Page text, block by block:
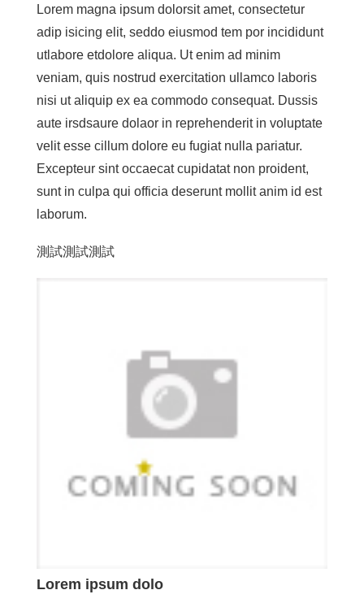
Lorem magna ipsum dolorsit amet, consectetur
adip isicing elit, seddo eiusmod tem por incididunt
utlabore etdolore aliqua. Ut enim ad minim
veniam, quis nostrud exercitation ullamco laboris
nisi ut aliquip ex ea commodo consequat. Dussis
aute irsdsaure dolaor in reprehenderit in voluptate
velit esse cillum dolore eu fugiat nulla pariatur.
Excepteur sint occaecat cupidatat non proident,
sunt in culpa qui officia deserunt mollit anim id est
laborum.
測試測試測試
Lorem ipsum dolo